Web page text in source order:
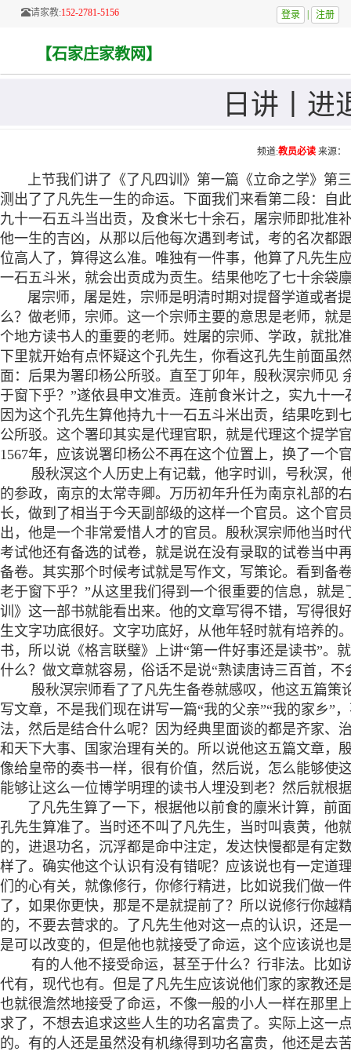
请家教:152-2781-5156 登录 | 注册
【石家庄家教网】
日讲丨进
频道:教员必读来源：
上节我们讲了《了凡四训》第一篇《立命之学》第三
测出了了凡先生一生的命运。下面我们来看第二段：自
九十一石五斗当出贡，及食米七十余石，屠宗师即批准
他一生的吉凶，从那以后他每次遇到考试，考的名次都
位高人了，算得这么准。唯独有一件事，他算了凡先生
一石五斗米，就会出贡成为贡生。结果他吃了七十余袋
屠宗师，屠是姓，宗师是明清时期对提督学道或者
么？做老师，宗师。这一个宗师主要的意思是老师，就
个地方读书人的重要的老师。姓屠的宗师、学政，就批
下里就开始有点怀疑这个孔先生，你看这孔先生前面
面：后果为署印杨公所驳。直至丁卯年，殷秋溟宗师见
于窗下乎？”遂依县申文准贡。连前食米计之，实九十
因为这个孔先生算他持九十一石五斗米出贡，结果吃到
公所驳。这个署印其实是代理官职，就是代理这个提学
1567年，应该说署印杨公不再在这个位置上，换了一个
殷秋溟这个人历史上有记载，他字时训，号秋溟，
的参政，南京的太常寺卿。万历初年升任为南京礼部的
长，做到了相当于今天副部级的这样一个官员。这个官
出，他是一个非常爱惜人才的官员。殷秋溟宗师他当时
考试他还有备选的试卷，就是说在没有录取的试卷当中
备卷。其实那个时候考试就是写作文，写策论。看到备
老于窗下乎？”从这里我们得到一个很重要的信息，就
训》这一部书就能看出来。他的文章写得不错，写得很
生文字功底很好。文字功底好，从他年轻时就有培养的
书，所以说《格言联璧》上讲“第一件好事还是读书”。
什么？做文章就容易，俗话不是说“熟读唐诗三百首，
殷秋溟宗师看了了凡先生备卷就感叹，他这五篇策
写文章，不是我们现在讲写一篇“我的父亲”“我的家乡”
法，然后是结合什么呢？因为经典里面谈的都是齐家、
和天下大事、国家治理有关的。所以说他这五篇文章，
像给皇帝的奏书一样，很有价值，然后说，怎么能够使
能够让这么一位博学明理的读书人埋没到老？然后就根
了凡先生算了一下，根据他以前食的廪米计算，前
孔先生算准了。当时还不叫了凡先生，当时叫袁黄，他
的，进退功名，沉浮都是命中注定，发达快慢都是有定
样了。确实他这个认识有没有错呢？应该说也有一定道
们的心有关，就像修行，你修行精进，比如说我们做一
了，如果你更快，那是不是就提前了？所以说修行你
的，不要去营求的。了凡先生他对这一点的认识，还是
是可以改变的，但是他也就接受了命运，这个应该说也
有的人他不接受命运，甚至于什么？行非法。比如
代有，现代也有。但是了凡先生应该说他们家的家教还
也就很澹然地接受了命运，不像一般的小人一样在那里
求了，不想去追求这些人生的功名富贵了。实际上这一
的。有的人还是虽然没有机缘得到功名富贵，他还是去